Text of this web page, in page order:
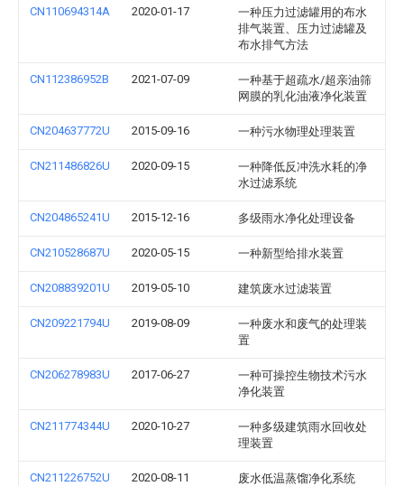
CN110694314A 2020-01-17
一种压力过滤罐用的布水
排气装置、压力过滤罐及
布水排气方法
CN112386952B 2021-07-09
一种基于超疏水/超亲油筛
网膜的乳化油液净化装置
CN204637772U 2015-09-16 一种污水物理处理装置
CN211486826U 2020-09-15
一种降低反冲洗水耗的净
水过滤系统
CN204865241U 2015-12-16 多级雨水净化处理设备
CN210528687U 2020-05-15 一种新型给排水装置
CN208839201U 2019-05-10 建筑废水过滤装置
CN209221794U 2019-08-09
一种废水和废气的处理装
置
CN206278983U 2017-06-27
一种可操控生物技术污水
净化装置
CN211774344U 2020-10-27
一种多级建筑雨水回收处
理装置
CN211226752U 2020-08-11 废水低温蒸馏净化系统